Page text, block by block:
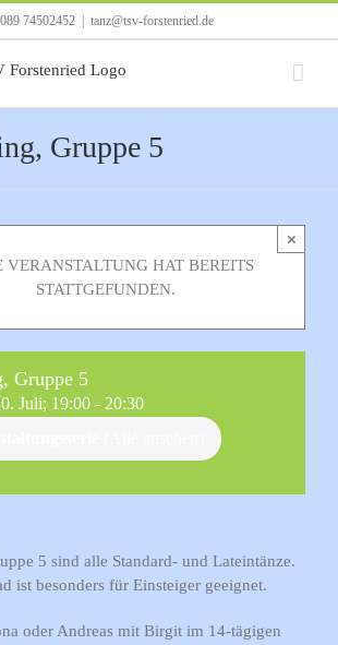
74502452 tanz@tsv-forstenried.de
Gruppe 5
VERANSTALTUNG HAT BEREITS
STATTGEFUNDEN.
×
Gruppe 5
Juli; 19:00 - 20:30
5 sind alle Standard- und Lateintänze.
ist besonders für Einsteiger geeignet.
oder Andreas mit Birgit im 14-tägigen